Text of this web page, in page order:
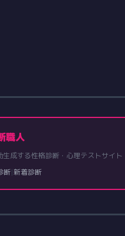
職人
生成する性格診断・心理テストサイト
断|新着診断